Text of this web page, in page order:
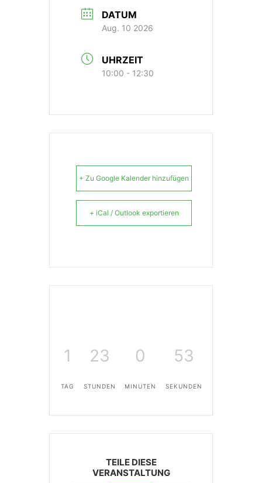
DATUM
Aug. 10 2026
UHRZEIT
10:00 - 12:30
+ Zu Google Kalender hinzufügen
+ iCal / Outlook exportieren
1
TAG
23
STUNDEN
0
MINUTEN
53
SEKUNDEN
TEILE DIESE
VERANSTALTUNG